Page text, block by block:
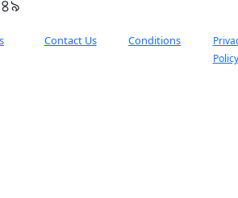
Contact Us Conditions
Policy